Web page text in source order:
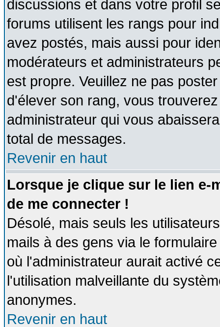
discussions et dans votre profil
forums utilisent les rangs pour
avez postés, mais aussi pour
modérateurs et administrateurs
est propre. Veuillez ne pas
d'élever son rang, vous
administrateur qui vous
total de messages.
Revenir en haut
Lorsque je clique sur le lien e-
de me connecter !
Désolé, mais seuls les
mails à des gens via le
où l'administrateur aurait activé
l'utilisation malveillante du
anonymes.
Revenir en haut